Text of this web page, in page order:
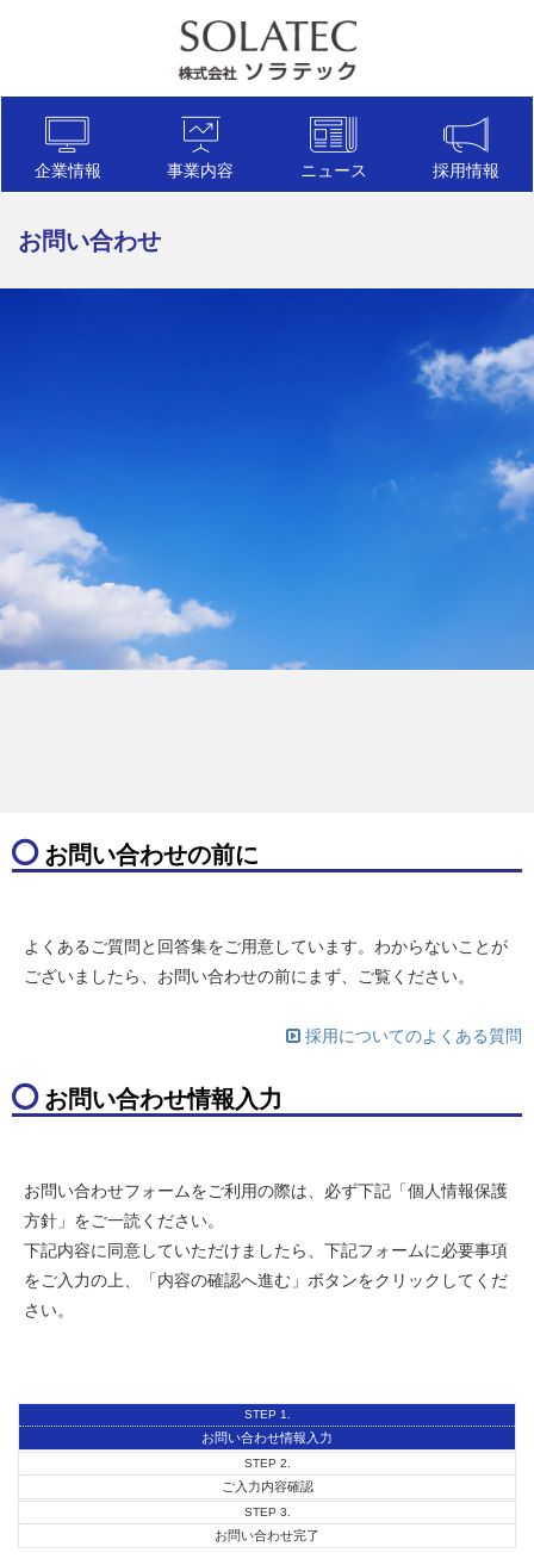
企業情報 事業内容 ニュース 採用情報
お問い合わせ
お問い合わせの前に
よくあるご質問と回答集をご用意しています。わからないことが
ございましたら、お問い合わせの前にまず、ご覧ください。
採用についてのよくある質問
お問い合わせ情報入力
お問い合わせフォームをご利用の際は、必ず下記「個人情報保護
方針」をご一読ください。
下記内容に同意していただけましたら、下記フォームに必要事項
をご入力の上、「内容の確認へ進む」ボタンをクリックしてくだ
さい。
STEP 1.
お問い合わせ情報入力
STEP 2.
ご入力内容確認
STEP 3.
お問い合わせ完了